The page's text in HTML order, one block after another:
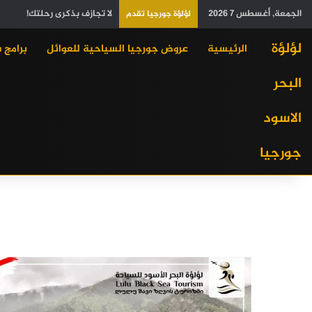
الجمعة, أغسطس 7 2026 لؤلؤة جورجيا تقدم لا تجازف بذكرى رحلتك!
لؤلؤة
البحر
الاسود
جورجيا
الرئيسية عروض جورجيا السياحية للعوائل